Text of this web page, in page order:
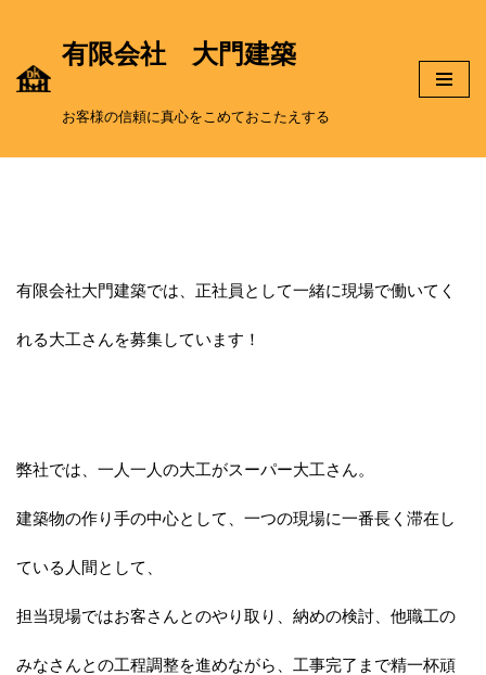
コ
ッ
プ
有限会社 大門建築
お客様の信頼に真心をこめておこたえする
有限会社大門建築では、正社員として一緒に現場で働いてく
れる大工さんを募集しています！
弊社では、一人一人の大工がスーパー大工さん。
建築物の作り手の中心として、一つの現場に一番長く滞在し
ている人間として、
担当現場ではお客さんとのやり取り、納めの検討、他職工の
みなさんとの工程調整を進めながら、工事完了まで精一杯頑